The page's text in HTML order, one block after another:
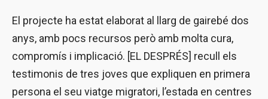
El projecte ha estat elaborat al llarg de gairebé dos
anys, amb pocs recursos però amb molta cura,
compromís i implicació. [EL DESPRÉS] recull els
testimonis de tres joves que expliquen en primera
persona el seu viatge migratori, l’estada en centres